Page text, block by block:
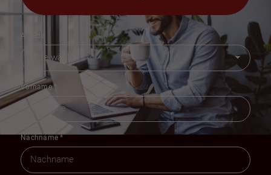
Anrede
Vorname*
Nachname*